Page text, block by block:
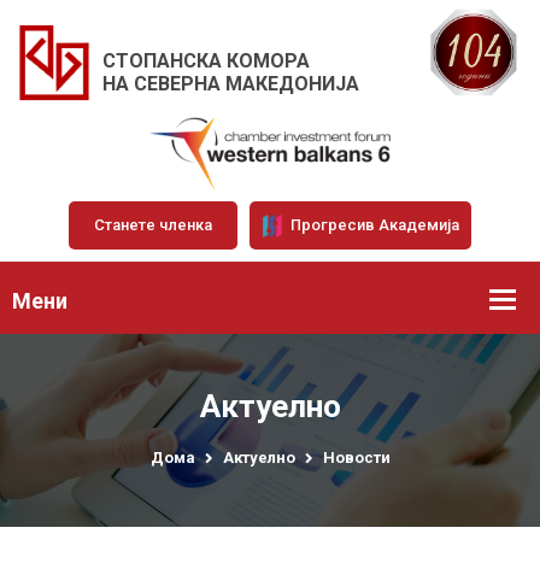
СТОПАНСКА КОМОРА
НА СЕВЕРНА МАКЕДОНИЈА
Станете членка Прогресив Академија
Мени
Актуелно
Дома Актуелно Новости